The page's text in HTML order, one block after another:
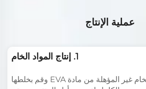
عملية الإنتاج
1. إنتاج المواد الخام
قم بإزالة المواد الخام غير المؤهلة من مادة EVA وقم بخلطها